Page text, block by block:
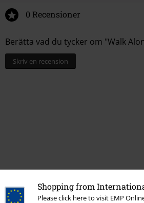
Shopping from
Please click here to visit EMP
0 Recensioner
Berätta vad du tycker om "Walk
Skriv en recension
Senast besökt